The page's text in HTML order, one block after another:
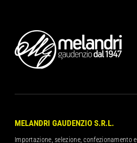
MELANDRI GAUDENZIO S.R.L.
Importazione, selezione, confezionamento e